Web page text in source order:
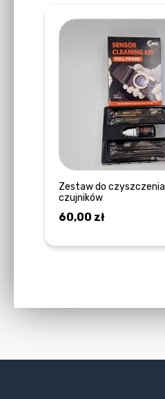
Zestaw do czyszczenia
czujników
60,00 zł